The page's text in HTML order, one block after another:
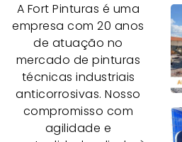
A Fort Pinturas é uma
empresa com 20 anos
de atuação no
mercado de pinturas
técnicas industriais
anticorrosivas. Nosso
compromisso com
agilidade e